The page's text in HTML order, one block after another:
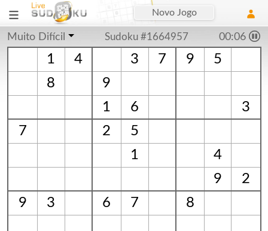
Novo Jogo
Muito Difícil Sudoku #1664957 00:06
1 4 3 7 9
5
8
9
1
6
3
7
2
5
1
4
9
2
9
3 6 7 8